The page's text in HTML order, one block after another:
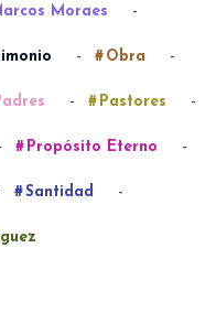
Moraes -
- Obra -
- Pastores -
Propósito Eterno -
Santidad -